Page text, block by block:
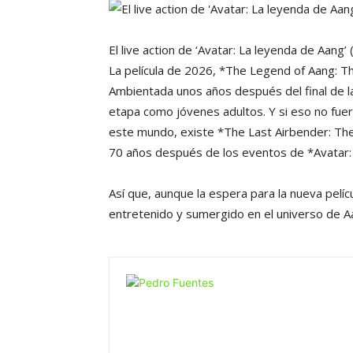
El live action de ‘Avatar: La leyenda de Aang’
La película de 2026, *The Legend of Aang:
Ambientada unos años después del final de
etapa como jóvenes adultos. Y si eso no
este mundo, existe *The Last Airbender:
70 años después de los eventos de
Así que, aunque la espera para la nueva
entretenido y sumergido en el universo de